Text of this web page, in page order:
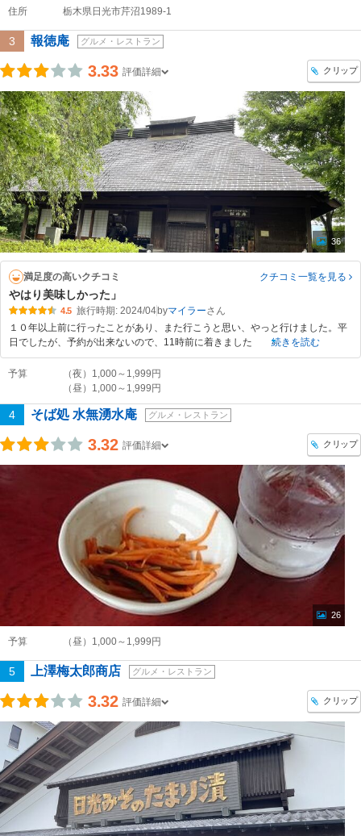
住所 栃木県日光市芹沼1989-1
3 報徳庵 グルメ・レストラン
3.33 評価詳細 クリップ
36
満足度の高いクチコミ クチコミ一覧を見る
やはり美味しかった」
4.5 旅行時期: 2024/04byマイラー
１０年以上前に行ったことがあり、また行こうと思い、やっと行けました。平
日でしたが、予約が出来ないので、11時前に着きました
続きを読む
予算
（夜）1,000～1,999円
（昼）1,000～1,999円
4 そば処 水無湧水庵 グルメ・レストラン
3.32 評価詳細 クリップ
26
予算 （昼）1,000～1,999円
5 上澤梅太郎商店 グルメ・レストラン
3.32 評価詳細 クリップ